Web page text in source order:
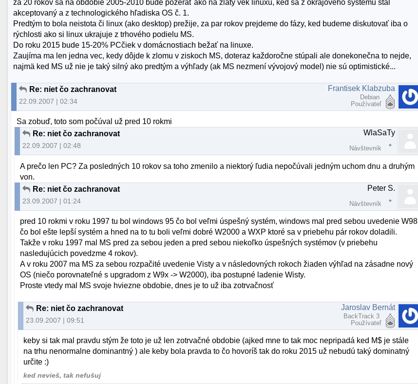
za 20 rokov sa na obdobie 2005-2010 bude pozerať ako na zlatý vek linuxu, ked sa z okrajového systému stal
akceptovaný a z technologického hľadiska OS č. 1.
Predtým to bola neistota či linux (ako desktop) prežije, za par rokov prejdeme do fázy, ked budeme diskutovať iba o
rýchlosti ako si linux ukrajuje z trhového podielu MS.
Do roku 2015 bude 15-20% PCčiek v domácnostiach bežať na linuxe.
Zaujíma ma len jedna vec, kedy dôjde k zlomu v ziskoch MS, doteraz každoročne stúpali ale donekonečna to nejde,
najmä ked MS už nie je taký silný ako predtým a výhľady (ak MS nezmení vývojový model) nie sú optimistické...
Re: niet čo zachranovat
22.09.2007 | 02:34
Frantisek Klabzuba
Debian
Používateľ
Sa zobuď, toto som počúval už pred 10 rokmi
Re: niet čo zachranovat
22.09.2007 | 02:48
WlaSaTy
Návštevník
A prečo len PC? Za posledných 10 rokov sa toho zmenilo a niektorý ľudia nepočúvali jedným uchom dnu a druhým
von.
Re: niet čo zachranovat
23.09.2007 | 01:24
Peter S.
Návštevník
pred 10 rokmi v roku 1997 tu bol windows 95 čo bol veľmi úspešný systém, windows mal pred sebou uvedenie W98
čo bol ešte lepší systém a hned na to tu boli veľmi dobré W2000 a WXP ktoré sa v priebehu pár rokov doladili.
Takže v roku 1997 mal MS pred za sebou jeden a pred sebou niekoľko úspešných systémov (v priebehu
nasledujúcich povedzme 4 rokov).
A v roku 2007 ma MS za sebou rozpačité uvedenie Visty a v následovných rokoch žiaden výhľad na zásadne nový
OS (niečo porovnateľné s upgradom z W9x -> W2000), iba postupné ladenie Wisty.
Proste vtedy mal MS svoje hviezne obdobie, dnes je to už iba zotrvačnosť
Re: niet čo zachranovat
23.09.2007 | 09:51
Jaroslav Bernát
BackTrack 3
Používateľ
keby si tak mal pravdu stým že toto je už len zotrvačné obdobie (ajked mne to tak moc nepripadá ked M$ je stále
na trhu nenormalne dominantný ) ale keby bola pravda to čo hovoríš tak do roku 2015 už nebudú taký dominatný
určite :)
ked nevieš, tak nefušuj